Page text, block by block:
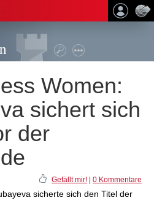
Women:
sichert sich
der
Gefällt mir! 0 Kommentare
sicherte sich den Titel der